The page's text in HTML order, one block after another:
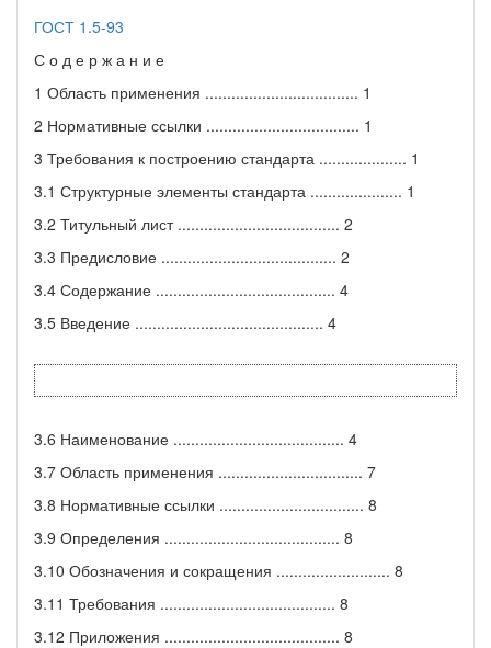
ГОСТ 1.5-93
С о д е р ж а н и е
1 Область применения ................................... 1
2 Нормативные ссылки ................................... 1
3 Требования к построению стандарта .................... 1
3.1 Структурные элементы стандарта ..................... 1
3.2 Титульный лист ..................................... 2
3.3 Предисловие ........................................ 2
3.4 Содержание ......................................... 4
3.5 Введение ........................................... 4
3.6 Наименование ....................................... 4
3.7 Область применения ................................. 7
3.8 Нормативные ссылки ................................. 8
3.9 Определения ........................................ 8
3.10 Обозначения и сокращения .......................... 8
3.11 Требования ........................................ 8
3.12 Приложения ........................................ 8